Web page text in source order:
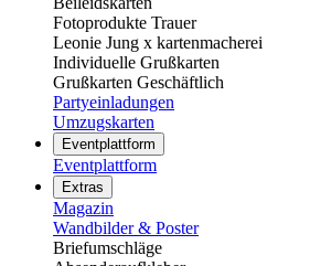
Fotoprodukte Trauer
Leonie Jung x kartenmacherei
Individuelle Grußkarten
Grußkarten Geschäftlich
Partyeinladungen
Umzugskarten
Eventplattform
Eventplattform
Extras
Magazin
Wandbilder & Poster
Briefumschläge